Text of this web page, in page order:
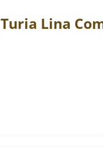
Turia Lina